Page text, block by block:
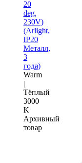
20
deg,
230V)
(Arlight,
IP20
Металл,
3
года)
Warm
|
Тёплый
3000
K
Архивный
товар